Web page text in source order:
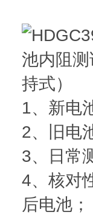
1、新电
2、旧电
3、日常
4、核对
后电池；